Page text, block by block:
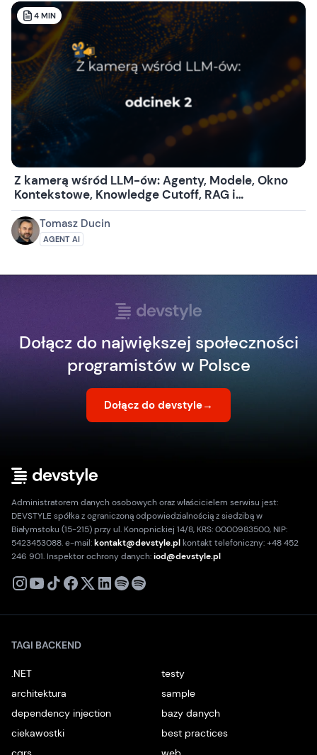
4 MIN
Z kamerą wśród LLM-ów: Agenty, Modele, Okno
Kontekstowe, Knowledge Cutoff, RAG i
Zarządzanie Kontekstem
Tomasz Ducin
AGENT AI
Dołącz do największej społeczności
programistów w Polsce
Dołącz do devstyle→
Administratorem danych osobowych oraz właścicielem serwisu jest:
DEVSTYLE spółka z ograniczoną odpowiedzialnością z siedzibą w
Białymstoku (15-215) przy ul. Konopnickiej 14/8, KRS: 0000983500, NIP:
5423453088. e-mail:kontakt@devstyle.plkontakt telefoniczny: +48 452
246 901. Inspektor ochrony danych:iod@devstyle.pl
X
TAGI BACKEND
.NET
testy
architektura
sample
dependency injection
bazy danych
ciekawostki
best practices